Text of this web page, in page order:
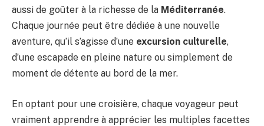
aussi de goûter à la richesse de la Méditerranée.
Chaque journée peut être dédiée à une nouvelle
aventure, qu’il s’agisse d’une excursion culturelle,
d’une escapade en pleine nature ou simplement de
moment de détente au bord de la mer.
En optant pour une croisière, chaque voyageur peut
vraiment apprendre à apprécier les multiples facettes